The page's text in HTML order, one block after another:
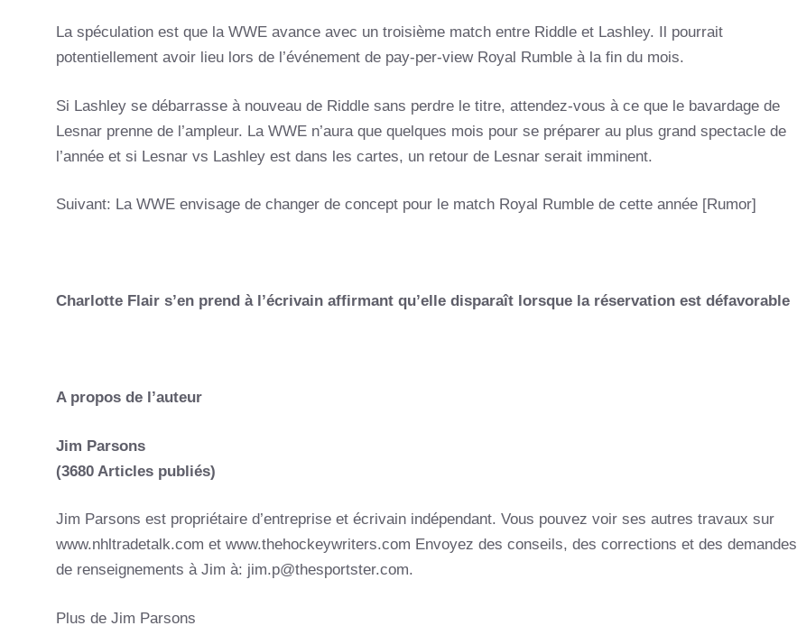
La spéculation est que la WWE avance avec un troisième match entre Riddle et Lashley. Il pourrait
potentiellement avoir lieu lors de l’événement de pay-per-view Royal Rumble à la fin du mois.
Si Lashley se débarrasse à nouveau de Riddle sans perdre le titre, attendez-vous à ce que le bavardage de
Lesnar prenne de l’ampleur. La WWE n’aura que quelques mois pour se préparer au plus grand spectacle de
l’année et si Lesnar vs Lashley est dans les cartes, un retour de Lesnar serait imminent.
Suivant: La WWE envisage de changer de concept pour le match Royal Rumble de cette année [Rumor]
Charlotte Flair s’en prend à l’écrivain affirmant qu’elle disparaît lorsque la réservation est défavorable
A propos de l’auteur
Jim Parsons
(3680 Articles publiés)
Jim Parsons est propriétaire d’entreprise et écrivain indépendant. Vous pouvez voir ses autres travaux sur
www.nhltradetalk.com et www.thehockeywriters.com Envoyez des conseils, des corrections et des demandes
de renseignements à Jim à: jim.p@thesportster.com.
Plus de Jim Parsons